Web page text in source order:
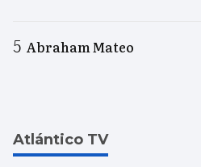
Abraham Mateo
Atlántico TV